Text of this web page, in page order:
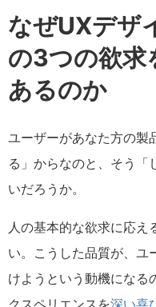
なぜUXデザ
の3つの欲求
あるのか
ユーザーがあなた方の製
る」からなのと、そう「
いだろうか。
人の基本的な欲求に応え
い。こうした品質が、ユ
けようという動機になる
クスペリエンスを深い喜